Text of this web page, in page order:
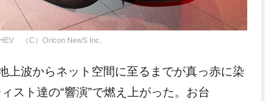
（C）Oricon NewS Inc.
波からネット空間に至るまでが真っ赤に染
スト達の“響演”で燃え上がった。お台